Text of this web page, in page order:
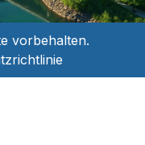
vorbehalten.